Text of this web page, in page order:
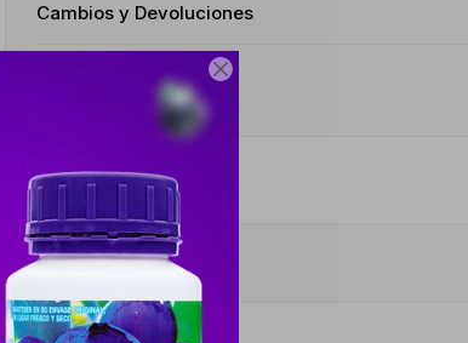

Cambios y Devoluciones
Medios de pago